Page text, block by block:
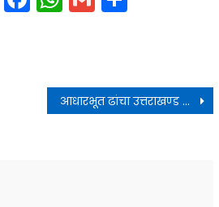
आधारभूत ढांचा उत्तराखण्ड में तैयार हो जाएगा